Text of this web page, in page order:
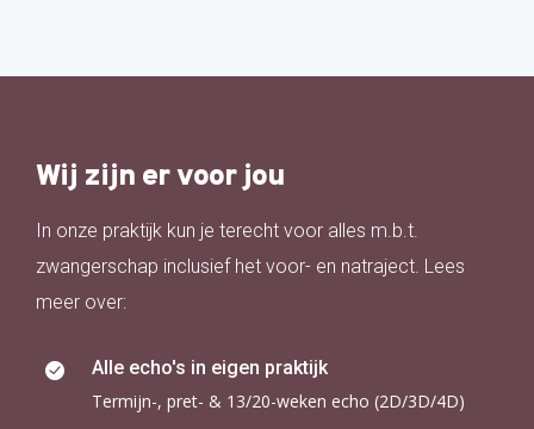
Wij zijn er voor jou
In onze praktijk kun je terecht voor alles m.b.t.
zwangerschap inclusief het voor- en natraject. Lees
meer over:
Alle echo's in eigen praktijk
Termijn-, pret- & 13/20-weken echo (2D/3D/4D)